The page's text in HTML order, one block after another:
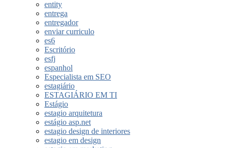
entity
entrega
entregador
enviar curriculo
es6
Escritório
esfj
espanhol
Especialista em SEO
estagiário
ESTAGIÁRIO EM TI
Estágio
estagio arquitetura
estágio asp.net
estagio design de interiores
estagio em design